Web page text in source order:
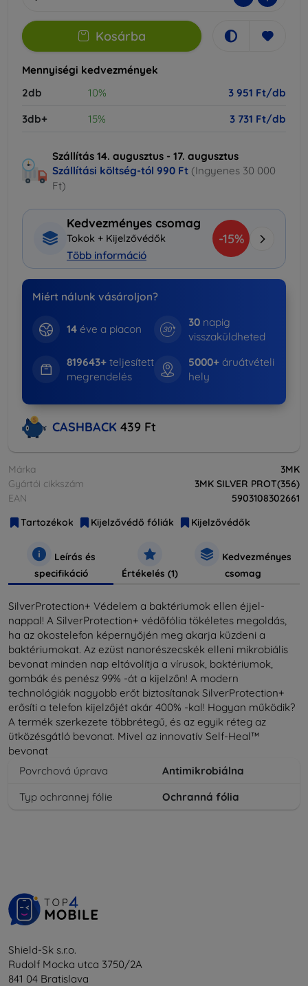
Kosárba
Mennyiségi kedvezmények
2db
10%
3 951 Ft/db
3db+
15% 3 731 Ft/db
Szállítás 14. augusztus - 17. augusztus
Szállítási költség-tól 990 Ft (Ingyenes 30 000
Ft)
Kedvezményes csomag
Tokok + Kijelzővédők
Több információ
-15%
Miért nálunk vásároljon?
14éve a piacon
30 napig
visszaküldheted
819643+teljesített
megrendelés
5000+ áruátvételi
hely
CASHBACK 439 Ft
Márka
3MK
Gyártói cikkszám
3MK SILVER PROT(356)
EAN
5903108302661
Tartozékok
Kijelzővédő fóliák Kijelzővédők
Leírás és
specifikáció
Értékelés (1)
Kedvezményes
csomag
SilverProtection+ Védelem a baktériumok ellen éjjel-
nappal! A SilverProtection+ védőfólia tökéletes megoldás,
ha az okostelefon képernyőjén meg akarja küzdeni a
baktériumokat. Az ezüst nanorészecskék elleni mikrobiális
bevonat minden nap eltávolítja a vírusok, baktériumok,
gombák és penész 99% -át a kijelzőn! A modern
technológiák nagyobb erőt biztosítanak SilverProtection+
erősíti a telefon kijelzőjét akár 400% -kal! Hogyan működik?
A termék szerkezete többrétegű, és az egyik réteg az
ütközésgátló bevonat. Mivel az innovatív Self-Heal™
bevonat
Povrchová úprava
Antimikrobiálna
Typ ochrannej fólie
Ochranná fólia
Shield-Sk s.r.o.
Rudolf Mocka utca 3750/2A
841 04 Bratislava